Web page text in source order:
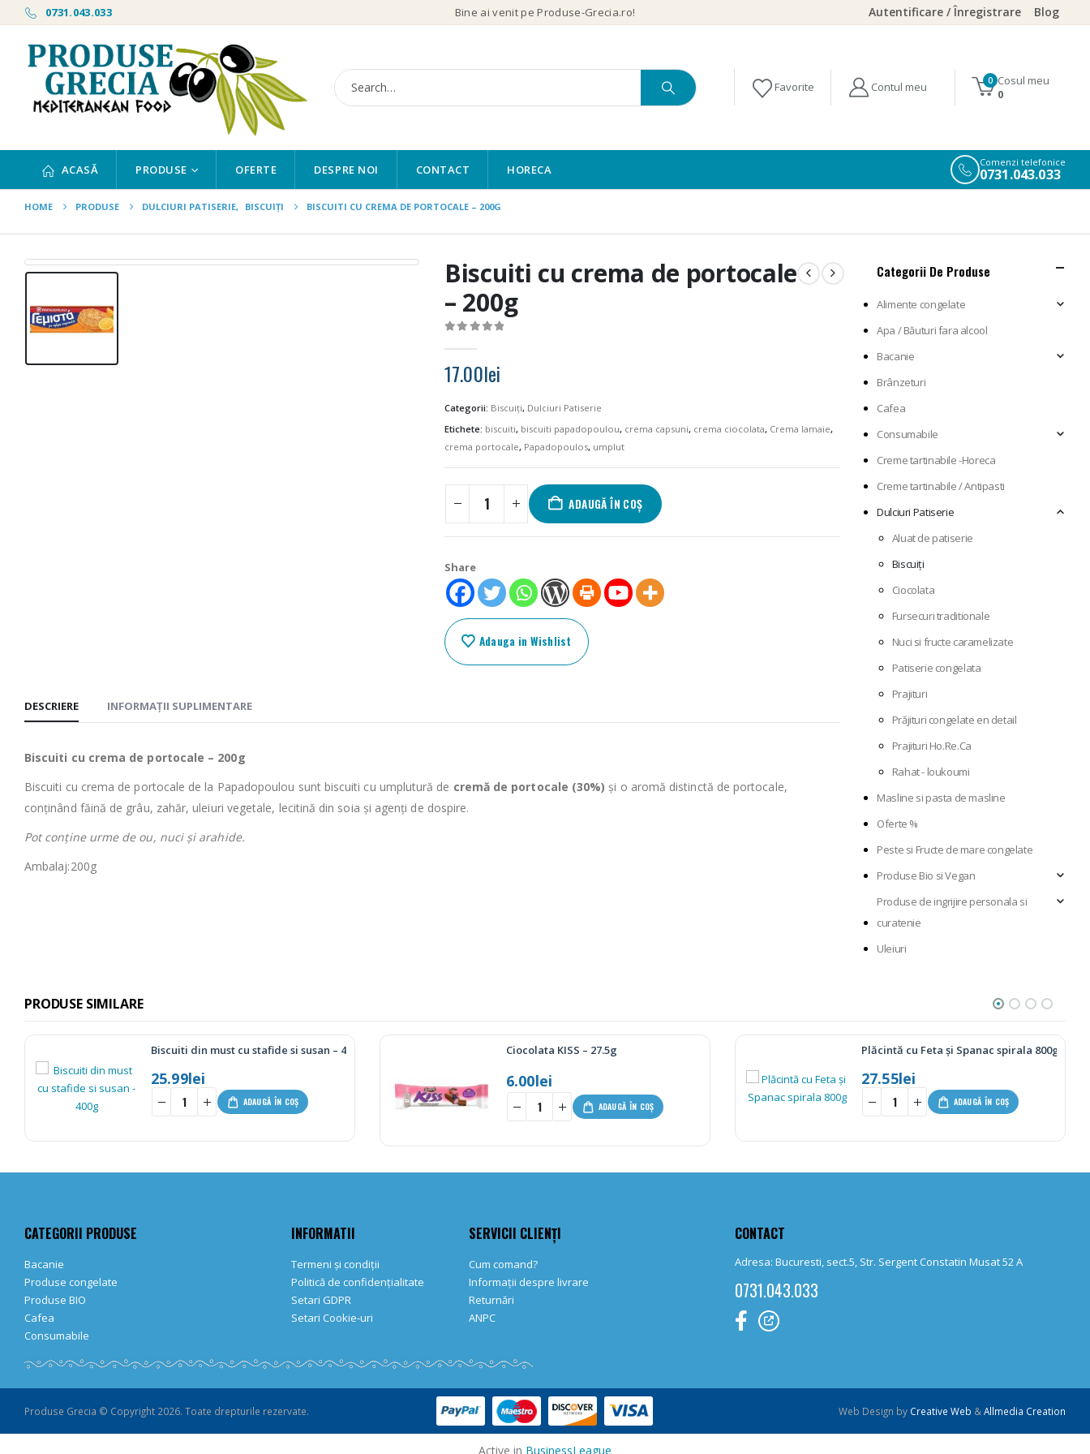
0731.043.033 Bine ai venit pe Produse-Grecia.ro! Autentificare / Înregistrare Blog
0 Cosul meu
0
ACASĂ PRODUSE OFERTE DESPRE NOI CONTACT HORECA
Comenzi telefonice
0731.043.033
HOME PRODUSE DULCIURI PATISERIE, BISCUIȚI BISCUITI CU CREMA DE PORTOCALE – 200G
Biscuiti cu crema de portocale
– 200g
17.00lei
Categorii: Biscuiți, Dulciuri Patiserie
Etichete: biscuiti, biscuiti papadopoulou, crema capsuni, crema ciocolata, Crema lamaie,
crema portocale, Papadopoulos, umplut
ADAUGĂ ÎN COȘ
Share
Adauga in Wishlist
DESCRIERE INFORMAȚII SUPLIMENTARE
Biscuiti cu crema de portocale – 200g
Biscuiti cu crema de portocale de la Papadopoulou sunt biscuiti cu umplutură de cremă de portocale (30%) și o aromă distinctă de portocale,
conținând făină de grâu, zahăr, uleiuri vegetale, lecitină din soia și agenți de dospire.
Pot conține urme de ou, nuci și arahide.
Ambalaj:200g
Categorii De Produse
Alimente congelate
Apa / Băuturi fara alcool
Bacanie
Brânzeturi
Cafea
Consumabile
Creme tartinabile -Horeca
Creme tartinabile / Antipasti
Dulciuri Patiserie
Aluat de patiserie
Biscuiți
Ciocolata
Fursecuri traditionale
Nuci si fructe caramelizate
Patiserie congelata
Prajituri
Prăjituri congelate en detail
Prajituri Ho.Re.Ca
Rahat - loukoumi
Masline si pasta de masline
Oferte %
Peste si Fructe de mare congelate
Produse Bio si Vegan
Produse de ingrijire personala si
curatenie
Uleiuri
PRODUSE SIMILARE
Ciocolata KISS – 27.5g
6.00lei
ADAUGĂ ÎN COȘ
Plăcintă cu Feta și Spanac spirala 800g
27.55
ADAUGĂ ÎN COȘ
Cookies cacao cu fulgi de ciocolata – 180g
18.00lei
ADAUGĂ ÎN COȘ
+ +
CATEGORII PRODUSE
Bacanie
Produse congelate
Produse BIO
Cafea
Consumabile
INFORMATII
Termeni și condiții
Politică de confidențialitate
Setari GDPR
Setari Cookie-uri
SERVICII CLIENȚI
Cum comand?
Informații despre livrare
Returnări
ANPC
CONTACT
Adresa: Bucuresti, sect.5, Str. Sergent Constatin Musat 52 A
0731.043.033
Produse Grecia © Copyright 2026. Toate drepturile rezervate. Web Design by Creative Web &Allmedia Creation
Active in BusinessLeague